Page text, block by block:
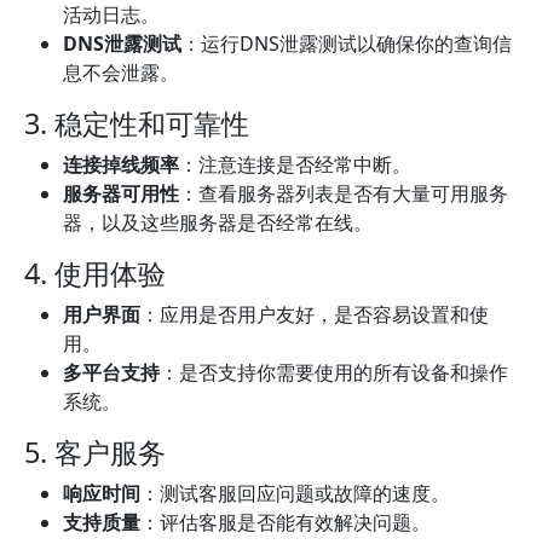
活动日志。
DNS泄露测试 ：运行DNS泄露测试以确保你的查询信
息不会泄露。
3. 稳定性和可靠性
连接掉线频率 ：注意连接是否经常中断。
服务器可用性 ：查看服务器列表是否有大量可用服务
器，以及这些服务器是否经常在线。
4. 使用体验
用户界面 ：应用是否用户友好，是否容易设置和使
用。
多平台支持：是否支持你需要使用的所有设备和操作
系统。
5. 客户服务
响应时间 ：测试客服回应问题或故障的速度。
支持质量 ：评估客服是否能有效解决问题。